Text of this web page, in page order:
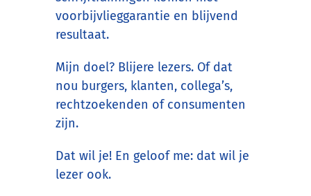
voorbijvlieggarantie en blijvend
resultaat.
Mijn doel? Blijere lezers. Of dat
nou burgers, klanten, collega’s,
rechtzoekenden of consumenten
zijn.
Dat wil je! En geloof me: dat wil je
lezer ook.